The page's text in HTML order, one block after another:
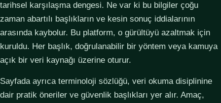
tarihsel karşılaşma dengesi. Ne var ki bu bilgiler çoğu
zaman abartılı başlıkların ve kesin sonuç iddialarının
arasında kaybolur. Bu platform, o gürültüyü azaltmak için
kuruldu. Her başlık, doğrulanabilir bir yöntem veya kamuya
açık bir veri kaynağı üzerine oturur.
Sayfada ayrıca terminoloji sözlüğü, veri okuma disiplinine
dair pratik öneriler ve güvenlik başlıkları yer alır. Amaç,